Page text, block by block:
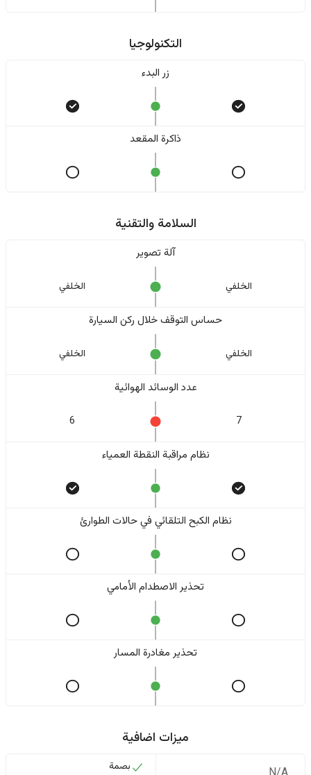
التكنولوجيا
زر البدء
ذاكرة المقعد
السلامة والتقنية
آلة تصوير
الخلفي الخلفي
حساس التوقف خلال ركن السيارة
الخلفي الخلفي
عدد الوسائد الهوائية
7
6
نظام مراقبة النقطة العمياء
نظام الكبح التلقائي في حالات الطوارئ
تحذير الاصطدام الأمامي
تحذير مغادرة المسار
ميزات اضافية
بصمة